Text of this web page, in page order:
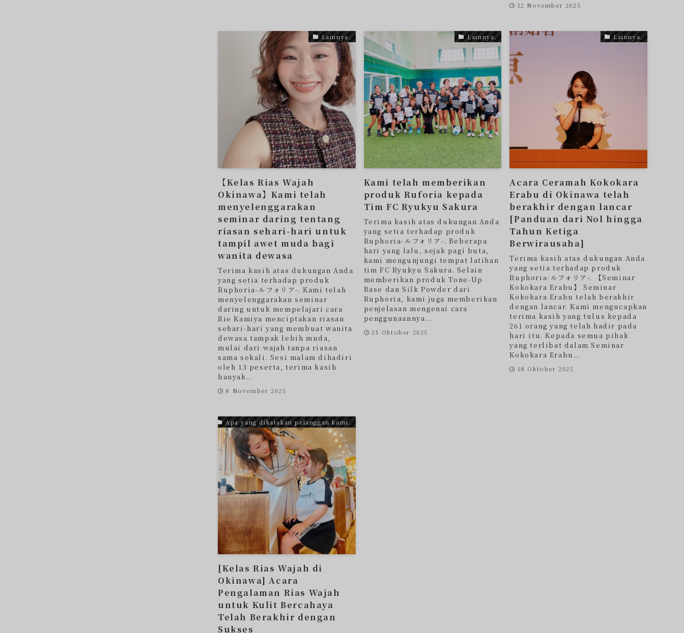
12 November 2025
Lainnya.
【Kelas Rias Wajah
Okinawa】Kami telah
menyelenggarakan
seminar daring tentang
riasan sehari-hari untuk
tampil awet muda bagi
wanita dewasa
Terima kasih atas dukungan Anda
yang setia terhadap produk
Ruphoria-ルフォリア-. Kami telah
menyelenggarakan seminar
daring untuk mempelajari cara
Rie Kamiya menciptakan riasan
sehari-hari yang membuat wanita
dewasa tampak lebih muda,
mulai dari wajah tanpa riasan
sama sekali. Sesi malam dihadiri
oleh 13 peserta, terima kasih
banyak...
8 November 2025
Lainnya.
Kami telah memberikan
produk Ruforia kepada
Tim FC Ryukyu Sakura
Terima kasih atas dukungan Anda
yang setia terhadap produk
Ruphoria-ルフォリア-. Beberapa
hari yang lalu, sejak pagi buta,
kami mengunjungi tempat latihan
tim FC Ryukyu Sakura. Selain
memberikan produk Tone-Up
Base dan Silk Powder dari
Ruphoria, kami juga memberikan
penjelasan mengenai cara
penggunaannya...
25 Oktober 2025
Lainnya.
Acara Ceramah Kokokara
Erabu di Okinawa telah
berakhir dengan lancar
[Panduan dari Nol hingga
Tahun Ketiga
Berwirausaha]
Terima kasih atas dukungan Anda
yang setia terhadap produk
Ruphoria-ルフォリア-. 【Seminar
Kokokara Erabu】 Seminar
Kokokara Erabu telah berakhir
dengan lancar. Kami mengucapkan
terima kasih yang tulus kepada
261 orang yang telah hadir pada
hari itu. Kepada semua pihak
yang terlibat dalam Seminar
Kokokara Erabu...
18 Oktober 2025
Apa yang dikatakan pelanggan kami.
[Kelas Rias Wajah di
Okinawa] Acara
Pengalaman Rias Wajah
untuk Kulit Bercahaya
Telah Berakhir dengan
Sukses